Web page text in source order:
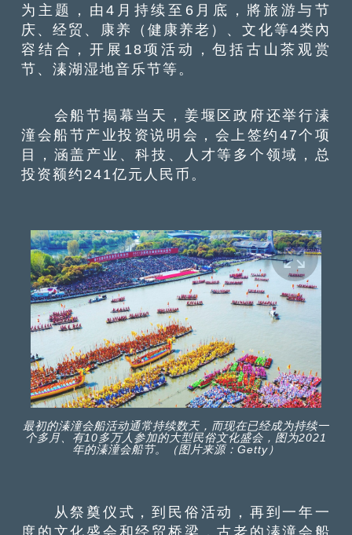
为主题，由4月持续至6月底，將旅游与节
庆、经贸、康养（健康养老）、文化等4类內
容结合，开展18项活动，包括古山茶观赏
节、溱湖湿地音乐节等。
会船节揭幕当天，姜堰区政府还举行溱
潼会船节产业投资说明会，会上签约47个项
目，涵盖产业、科技、人才等多个领域，总
投资额约241亿元人民币。
最初的溱潼会船活动通常持续数天，而现在已经成为持续一
个多月、有10多万人参加的大型民俗文化盛会，图为2021
年的溱潼会船节。（图片来源：Getty）
从祭奠仪式，到民俗活动，再到一年一
度的文化盛会和经贸桥梁，古老的溱潼会船